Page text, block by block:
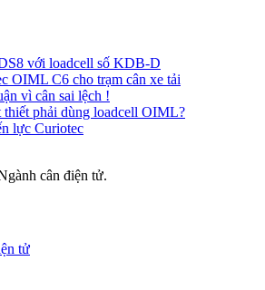
với loadcell số KDB-D
OIML C6 cho trạm cân xe tải
vì cân sai lệch !
thiết phải dùng loadcell OIML?
lực Curiotec
cân điện tử.
tử